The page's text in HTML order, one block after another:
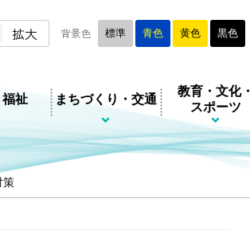
拡大 背景色 標準 青色 黄色 黒色
祉 まちづくり・交通
教育・文化・
スポーツ
策